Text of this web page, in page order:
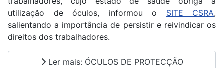
utilização de óculos, informou o SITE CSRA,
salientando a importância de persistir e reivindicar os
direitos dos trabalhadores.
Ler mais: ÓCULOS DE PROTECÇÃO